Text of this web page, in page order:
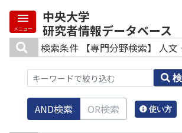
中央大学
研究者情報データベース
メニュー
検索条件 【専門分野検索】 人
AND検索 OR検索 使い方